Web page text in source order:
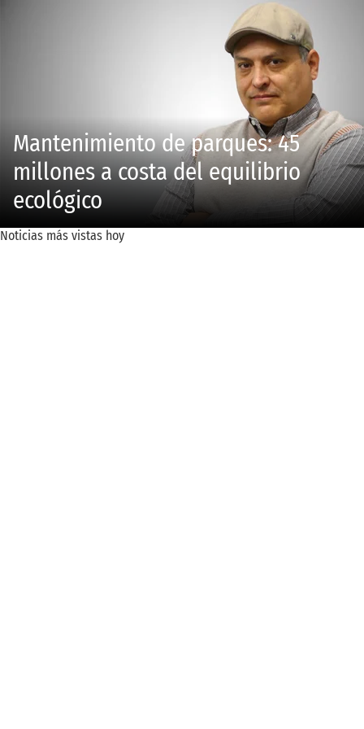
Mantenimiento de parques: 45
millones a costa del equilibrio
ecológico
Noticias más vistas hoy